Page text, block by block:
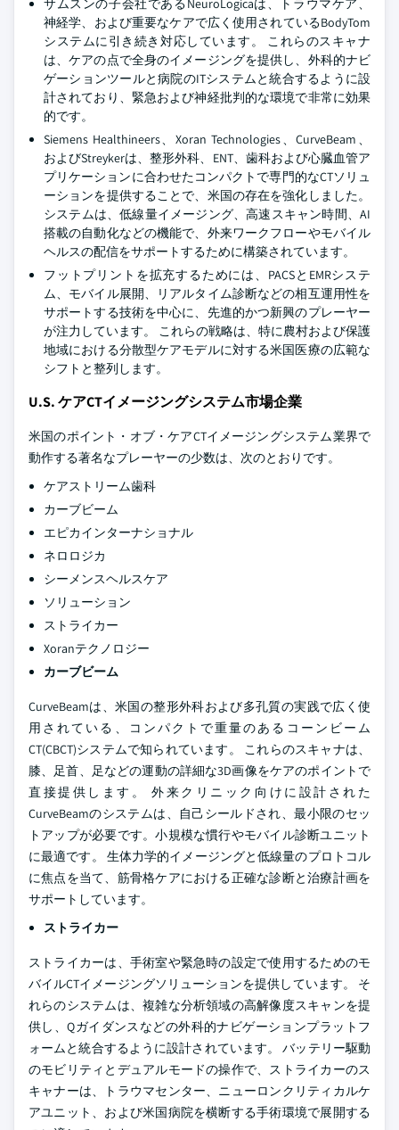
サムスンの子会社であるNeuroLogicaは、トラウマケア、
神経学、および重要なケアで広く使用されているBodyTom
システムに引き続き対応しています。 これらのスキャナ
は、ケアの点で全身のイメージングを提供し、外科的ナビ
ゲーションツールと病院のITシステムと統合するように設
計されており、緊急および神経批判的な環境で非常に効果
的です。
Siemens Healthineers、Xoran Technologies、CurveBeam、
およびStreykerは、整形外科、ENT、歯科および心臓血管ア
プリケーションに合わせたコンパクトで専門的なCTソリュ
ーションを提供することで、米国の存在を強化しました。
システムは、低線量イメージング、高速スキャン時間、AI
搭載の自動化などの機能で、外来ワークフローやモバイル
ヘルスの配信をサポートするために構築されています。
フットプリントを拡充するためには、PACSとEMRシステ
ム、モバイル展開、リアルタイム診断などの相互運用性を
サポートする技術を中心に、先進的かつ新興のプレーヤー
が注力しています。 これらの戦略は、特に農村および保護
地域における分散型ケアモデルに対する米国医療の広範な
シフトと整列します。
U.S. ケアCTイメージングシステム市場企業
米国のポイント・オブ・ケアCTイメージングシステム業界で
動作する著名なプレーヤーの少数は、次のとおりです。
ケアストリーム歯科
カーブビーム
エピカインターナショナル
ネロロジカ
シーメンスヘルスケア
ソリューション
ストライカー
Xoranテクノロジー
カーブビーム
CurveBeamは、米国の整形外科および多孔質の実践で広く使
用されている、コンパクトで重量のあるコーンビーム
CT(CBCT)システムで知られています。 これらのスキャナは、
膝、足首、足などの運動の詳細な3D画像をケアのポイントで
直接提供します。 外来クリニック向けに設計された
CurveBeamのシステムは、自己シールドされ、最小限のセッ
トアップが必要です。小規模な慣行やモバイル診断ユニット
に最適です。 生体力学的イメージングと低線量のプロトコル
に焦点を当て、筋骨格ケアにおける正確な診断と治療計画を
サポートしています。
ストライカー
ストライカーは、手術室や緊急時の設定で使用するためのモ
バイルCTイメージングソリューションを提供しています。 そ
れらのシステムは、複雑な分析領域の高解像度スキャンを提
供し、Qガイダンスなどの外科的ナビゲーションプラットフ
ォームと統合するように設計されています。 バッテリー駆動
のモビリティとデュアルモードの操作で、ストライカーのス
キャナーは、トラウマセンター、ニューロンクリティカルケ
アユニット、および米国病院を横断する手術環境で展開する